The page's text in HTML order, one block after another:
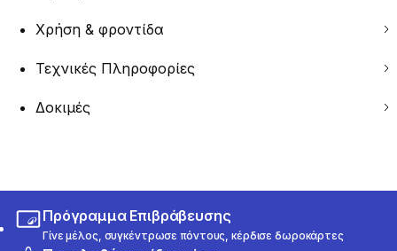
Χρήση & φροντίδα
Τεχνικές Πληροφορίες
Δοκιμές
Πρόγραμμα Επιβράβευσης
Γίνε μέλος, συγκέντρωσε πόντους, κέρδισε δωροκάρτες